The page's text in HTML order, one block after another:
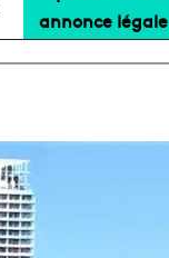
annonce légale